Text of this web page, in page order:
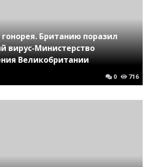
Британию поразил
вирус-Министерство
Великобритании
0 716